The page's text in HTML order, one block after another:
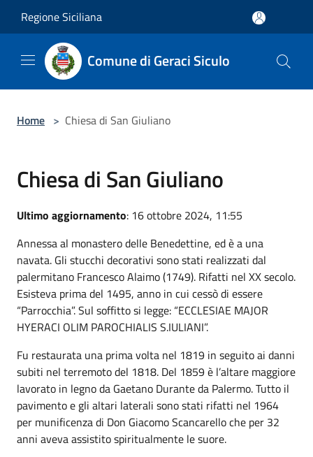
Regione Siciliana
Comune di Geraci Siculo
Home > Chiesa di San Giuliano
Chiesa di San Giuliano
Ultimo aggiornamento: 16 ottobre 2024, 11:55
Annessa al monastero delle Benedettine, ed è a una
navata. Gli stucchi decorativi sono stati realizzati dal
palermitano Francesco Alaimo (1749). Rifatti nel XX secolo.
Esisteva prima del 1495, anno in cui cessò di essere
“Parrocchia”. Sul soffitto si legge: “ECCLESIAE MAJOR
HYERACI OLIM PAROCHIALIS S.IULIANI”.
Fu restaurata una prima volta nel 1819 in seguito ai danni
subiti nel terremoto del 1818. Del 1859 è l’altare maggiore
lavorato in legno da Gaetano Durante da Palermo. Tutto il
pavimento e gli altari laterali sono stati rifatti nel 1964
per munificenza di Don Giacomo Scancarello che per 32
anni aveva assistito spiritualmente le suore.